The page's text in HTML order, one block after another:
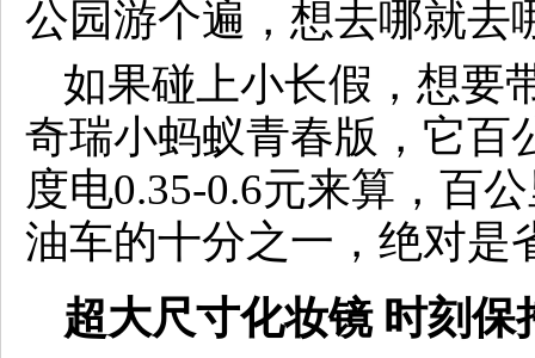
公园游个遍，想去哪就去
如果碰上小长假，想要
奇瑞小蚂蚁青春版，它百
度电0.35-0.6元来算，百
油车的十分之一，绝对是
超大尺寸化妆镜 时刻保